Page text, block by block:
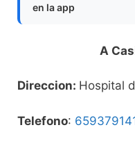
en la app
A
Direccion: Hospital
Telefono: